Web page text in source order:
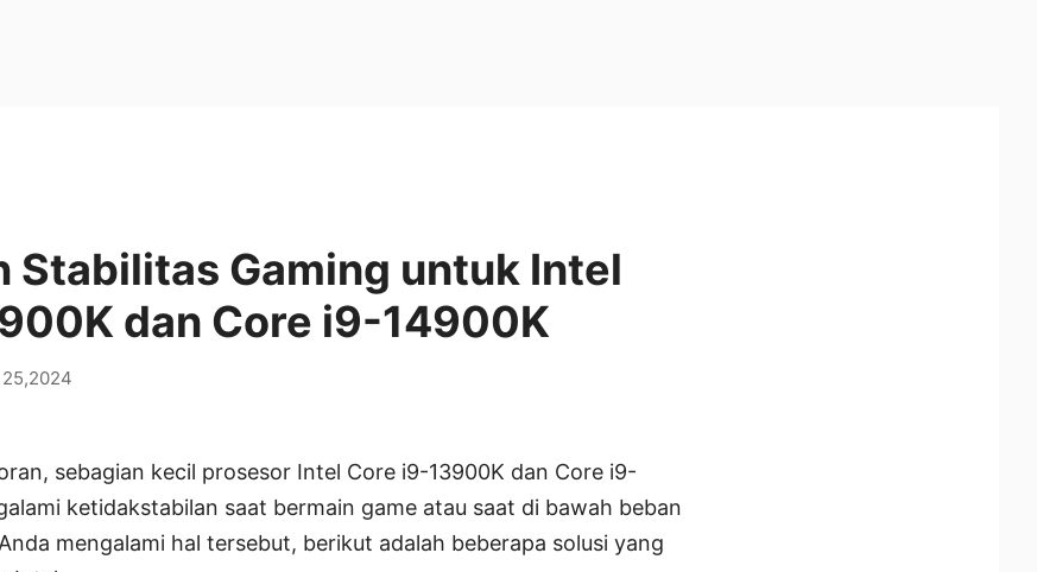
Stabilitas Gaming untuk Intel
dan Core i9-14900K
sebagian kecil prosesor Intel Core i9-13900K dan Core i9-
ketidakstabilan saat bermain game atau saat di bawah beban
mengalami hal tersebut, berikut adalah beberapa solusi yang